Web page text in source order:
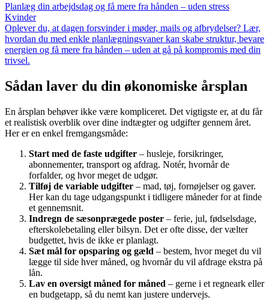
Planlæg din arbejdsdag og få mere fra hånden – uden stress
Kvinder
Oplever du, at dagen forsvinder i møder, mails og afbrydelser? Lær,
hvordan du med enkle planlægningsvaner kan skabe struktur, bevare
energien og få mere fra hånden – uden at gå på kompromis med din
trivsel.
Sådan laver du din økonomiske årsplan
En årsplan behøver ikke være kompliceret. Det vigtigste er, at du får
et realistisk overblik over dine indtægter og udgifter gennem året.
Her er en enkel fremgangsmåde:
Start med de faste udgifter – husleje, forsikringer,
abonnementer, transport og afdrag. Notér, hvornår de
forfalder, og hvor meget de udgør.
Tilføj de variable udgifter – mad, tøj, fornøjelser og gaver.
Her kan du tage udgangspunkt i tidligere måneder for at finde
et gennemsnit.
Indregn de sæsonprægede poster – ferie, jul, fødselsdage,
efterskolebetaling eller bilsyn. Det er ofte disse, der vælter
budgettet, hvis de ikke er planlagt.
Sæt mål for opsparing og gæld – bestem, hvor meget du vil
lægge til side hver måned, og hvornår du vil afdrage ekstra på
lån.
Lav en oversigt måned for måned – gerne i et regneark eller
en budgetapp, så du nemt kan justere undervejs.